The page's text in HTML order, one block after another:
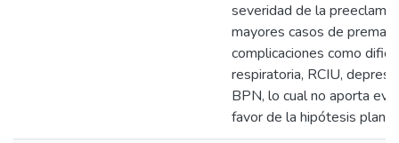
severidad de la
mayores casos de
complicaciones como
respiratoria, RCIU,
BPN, lo cual no aporta
favor de la hipótesis